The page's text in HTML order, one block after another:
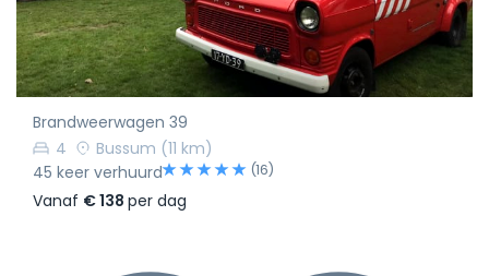
Brandweerwagen 39
4
Bussum (11 km)
45 keer verhuurd
(16)
Vanaf € 138 per dag